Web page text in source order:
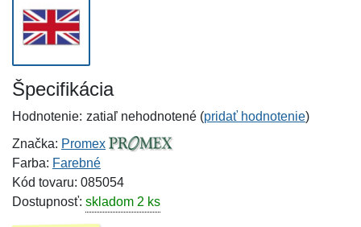
Špecifikácia
Hodnotenie: zatiaľ nehodnotené (pridať hodnotenie)
Značka: Promex
Farba: Farebné
Kód tovaru: 085054
Dostupnosť: skladom 2 ks